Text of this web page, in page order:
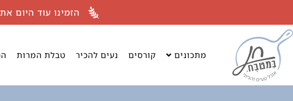
הזמינו עוד היום
מתכונים קורסים נעים להכיר טבלת המרות